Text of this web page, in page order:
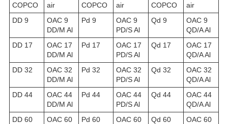
COPCO
air
COPCO
air
COPCO
air
DD 9
OAC 9
DD/M Al
Pd 9
OAC 9
PD/S Al
Qd 9
OAC 9
QD/A Al
DD 17
OAC 17
DD/M Al
Pd 17
OAC 17
PD/S Al
Qd 17
OAC 17
QD/A Al
DD 32
OAC 32
DD/M Al
Pd 32
OAC 32
PD/S Al
Qd 32
OAC 32
QD/A Al
DD 44
OAC 44
DD/M Al
Pd 44
OAC 44
PD/S Al
Qd 44
OAC 44
QD/A Al
DD 60
OAC 60
Pd 60
OAC 60
Qd 60
OAC 60